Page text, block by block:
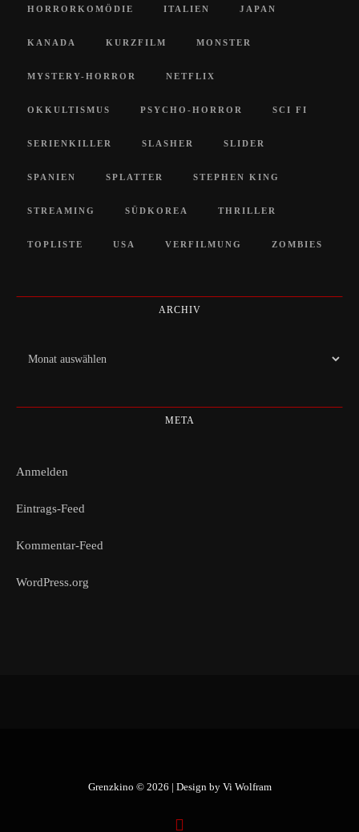
HORRORKOMÖDIE ITALIEN JAPAN
KANADA KURZFILM MONSTER
MYSTERY-HORROR NETFLIX
OKKULTISMUS PSYCHO-HORROR SCI FI
SERIENKILLER SLASHER SLIDER
SPANIEN SPLATTER STEPHEN KING
STREAMING SÜDKOREA THRILLER
TOPLISTE USA VERFILMUNG ZOMBIES
ARCHIV
Archiv
META
Anmelden
Eintrags-Feed
Kommentar-Feed
WordPress.org
Grenzkino © 2026 | Design by Vi Wolfram